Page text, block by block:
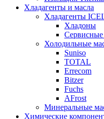
Хладагенты и масла
Хладагенты
Хладоны
Холодильные
Suniso
TOTAL
Errecom
Bitzer
Fuchs
AFrost
Минеральные
Химические